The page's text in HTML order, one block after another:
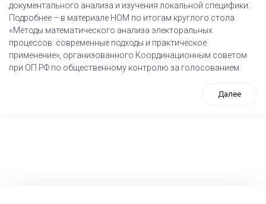
документального анализа и изучения локальной специфики.
Подробнее – в материале НОМ по итогам круглого стола
«Методы математического анализа электоральных
процессов: современные подходы и практическое
применение», организованного Координационным советом
при ОП РФ по общественному контролю за голосованием.
Далее